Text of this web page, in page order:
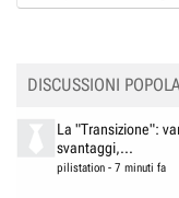
n
DISCUSSIONI
La "Transizione":
svantaggi,...
pilistation- 7 minuti fa